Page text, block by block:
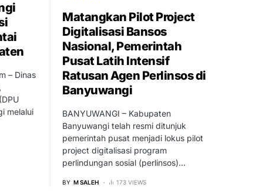
– Dinas
melalui
Matangkan Pilot Project
Digitalisasi Bansos
Nasional, Pemerintah
Pusat Latih Intensif
Ratusan Agen Perlinsos di
Banyuwangi
BANYUWANGI – Kabupaten
Banyuwangi telah resmi ditunjuk
pemerintah pusat menjadi lokus pilot
project digitalisasi program
perlindungan sosial (perlinsos)…
BY M SALEH 173 VIEWS